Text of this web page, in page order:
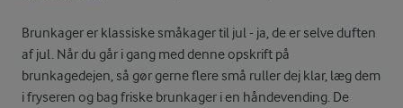
Brunkager er klassiske småkager til jul - ja, de er selve duften
af jul. Når du går i gang med denne opskrift på
brunkagedejen, så gør gerne flere små ruller dej klar, læg dem
i fryseren og bag friske brunkager i en håndevending. De